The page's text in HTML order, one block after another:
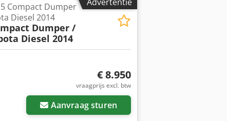
t/m vrijdag doorlopend van
Compact Dumper
Diesel 2014
Dumper /
Diesel 2014
€ 8.950
vraagprijs excl. btw
Aanvraag sturen